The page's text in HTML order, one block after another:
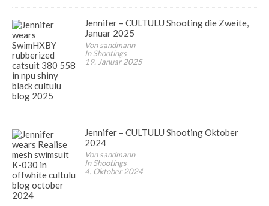
Jennifer – CULTULU Shooting die Zweite,
Januar 2025
Von sandmann
In Shootings
19. Januar 2025
Jennifer – CULTULU Shooting Oktober
2024
Von sandmann
In Shootings
4. Oktober 2024